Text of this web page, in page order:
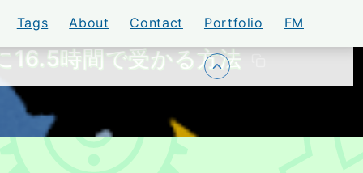
Tags About Contact Portfolio FM
16.5時間で受かる方法
トップに戻る